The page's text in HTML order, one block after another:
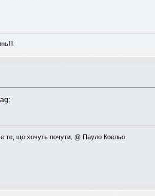
те, що хочуть почути. @ Пауло Коельо